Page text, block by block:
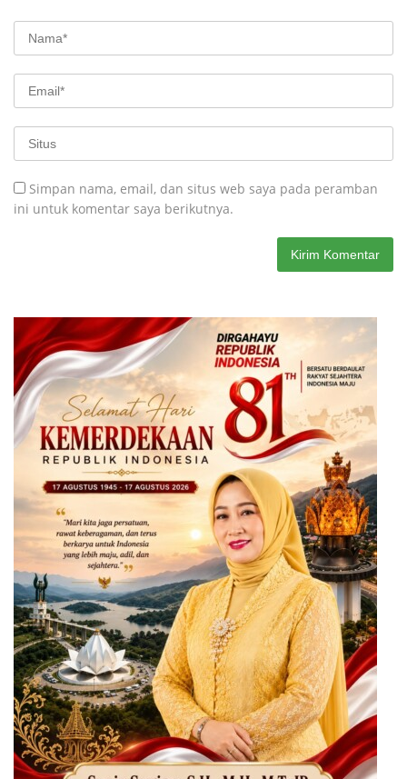
Simpan nama, email, dan situs web saya pada peramban
ini untuk komentar saya berikutnya.